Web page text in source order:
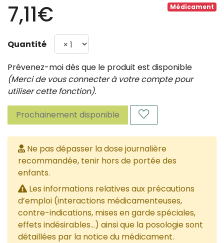
Médicament
7,11€
Quantité
Prévenez-moi dès que le produit est disponible
(Merci de vous connecter à votre compte pour
utiliser cette fonction).
Prochainement disponible
Ne pas dépasser la dose journalière
recommandée, tenir hors de portée des
enfants.
Les informations relatives aux précautions
d’emploi (interactions médicamenteuses,
contre-indications, mises en garde spéciales,
effets indésirables...) ainsi que la posologie sont
détaillées par la notice du médicament.